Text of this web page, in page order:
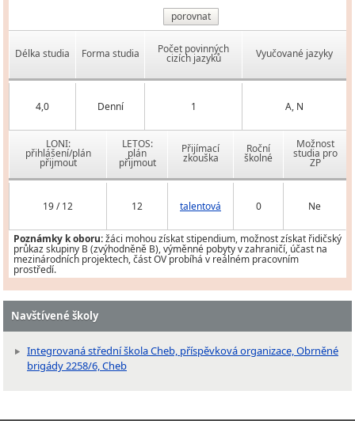
porovnat
Délka studia Forma studia Počet povinných
cizích jazyků Vyučované jazyky
4,0 Denní 1 A, N
LONI:
přihlášení/plán
přijmout
LETOS:
plán
přijmout
Přijímací
zkouška
Roční
školné
Možnost
studia pro
ZP
19 / 12 12 talentová 0 Ne
Poznámky k oboru:žáci mohou získat stipendium, možnost získat řidičský
průkaz skupiny B (zvýhodněně B), výměnné pobyty v zahraničí, účast na
mezinárodních projektech, část OV probíhá v reálném pracovním
prostředí.
Navštívené školy
Integrovaná střední škola Cheb, příspěvková organizace, Obrněné
brigády 2258/6, Cheb